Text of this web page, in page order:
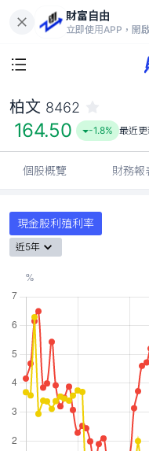
財富自由
立即使用APP，開
柏文 8462
164.50 -1.8% 最近更
個股概覽 財務報
現金股利殖利率
近5年